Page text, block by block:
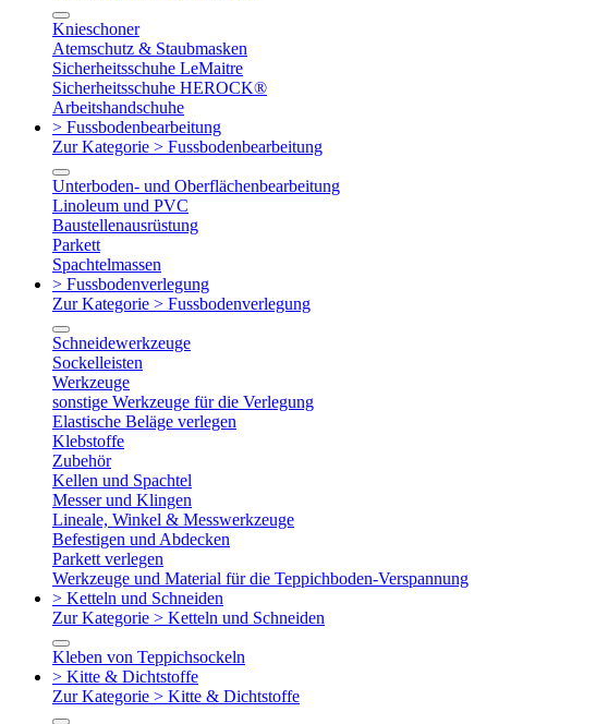
Knieschoner
Atemschutz & Staubmasken
Sicherheitsschuhe LeMaitre
Sicherheitsschuhe HEROCK®
Arbeitshandschuhe
> Fussbodenbearbeitung
Zur Kategorie > Fussbodenbearbeitung
Unterboden- und Oberflächenbearbeitung
Linoleum und PVC
Baustellenausrüstung
Parkett
Spachtelmassen
> Fussbodenverlegung
Zur Kategorie > Fussbodenverlegung
Schneidewerkzeuge
Sockelleisten
Werkzeuge
sonstige Werkzeuge für die Verlegung
Elastische Beläge verlegen
Klebstoffe
Zubehör
Kellen und Spachtel
Messer und Klingen
Lineale, Winkel & Messwerkzeuge
Befestigen und Abdecken
Parkett verlegen
Werkzeuge und Material für die Teppichboden-Verspannung
> Ketteln und Schneiden
Zur Kategorie > Ketteln und Schneiden
Kleben von Teppichsockeln
> Kitte & Dichtstoffe
Zur Kategorie > Kitte & Dichtstoffe